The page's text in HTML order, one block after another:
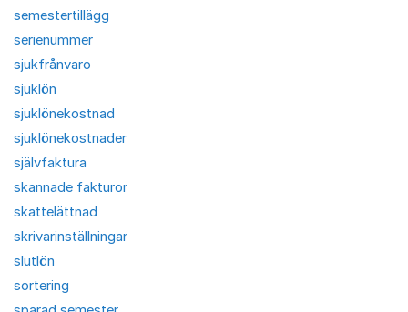
semestertillägg
serienummer
sjukfrånvaro
sjuklön
sjuklönekostnad
sjuklönekostnader
självfaktura
skannade fakturor
skattelättnad
skrivarinställningar
slutlön
sortering